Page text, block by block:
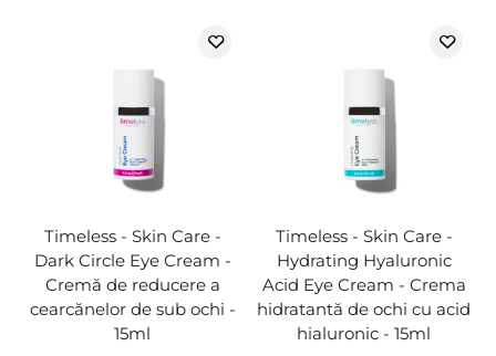
Timeless - Skin Care -
Dark Circle Eye Cream -
Cremă de reducere a
cearcănelor de sub ochi -
15ml
Timeless - Skin Care -
Hydrating Hyaluronic
Acid Eye Cream - Crema
hidratantă de ochi cu acid
hialuronic - 15ml